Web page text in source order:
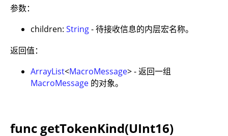
参数：
children: String- 待接收信息的内层宏名称。
返回值：
ArrayList<MacroMessage> - 返回一组
MacroMessage 的对象。
func getTokenKind(UInt16)